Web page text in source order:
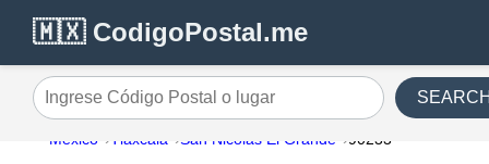
🇲🇽 CodigoPostal.me
Ingrese Código Postal o lugar
México Tlaxcala San Nicolás El Grande 90233